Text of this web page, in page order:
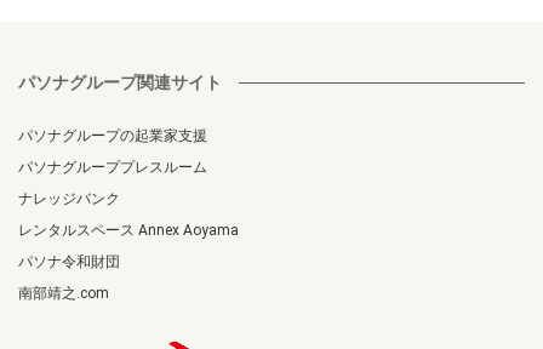
パソナグループ関連サイト
パソナグループの起業家支援
パソナグループプレスルーム
ナレッジバンク
レンタルスペース Annex Aoyama
パソナ令和財団
南部靖之.com